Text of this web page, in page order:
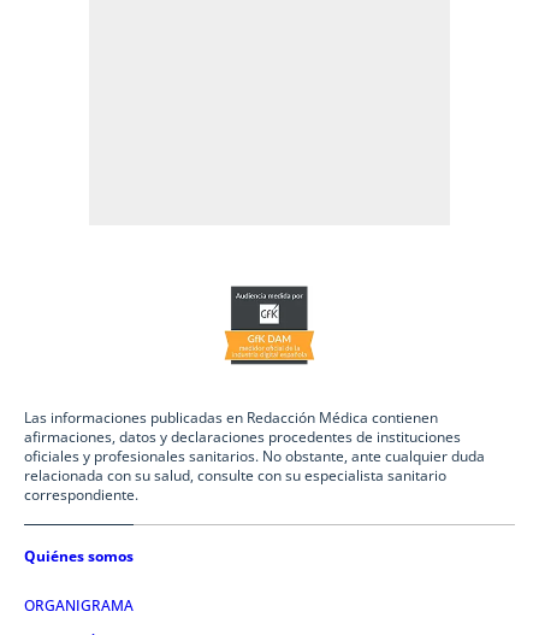
Las informaciones publicadas en Redacción Médica contienen
afirmaciones, datos y declaraciones procedentes de instituciones
oficiales y profesionales sanitarios. No obstante, ante cualquier duda
relacionada con su salud, consulte con su especialista sanitario
correspondiente.
Quiénes somos
ORGANIGRAMA